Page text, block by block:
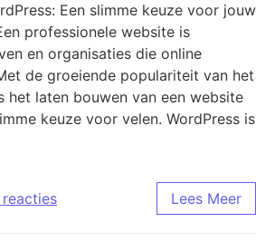
Een slimme keuze voor jouw
professionele website is
en organisaties die online
de groeiende populariteit van het
het laten bouwen van een website
keuze voor velen. WordPress is
Lees Meer